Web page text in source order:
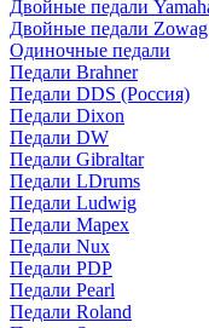
Двойные педали
Двойные педали Zowag
Одиночные педали
Педали Brahner
Педали DDS (Россия)
Педали Dixon
Педали DW
Педали Gibraltar
Педали LDrums
Педали Ludwig
Педали Mapex
Педали Nux
Педали PDP
Педали Pearl
Педали Roland